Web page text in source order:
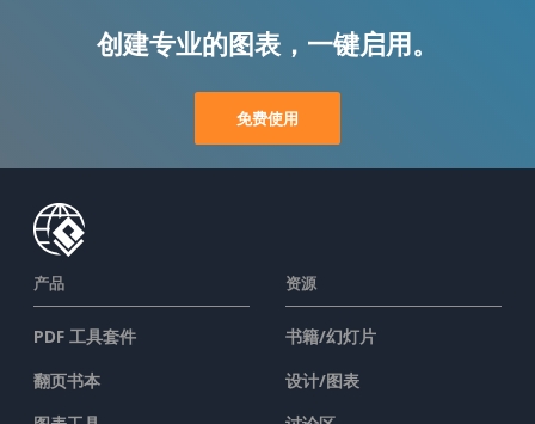
创建专业的图表，一键启用。
免费使用
产品
PDF 工具套件
翻页书本
资源
书籍/幻灯片
设计/图表